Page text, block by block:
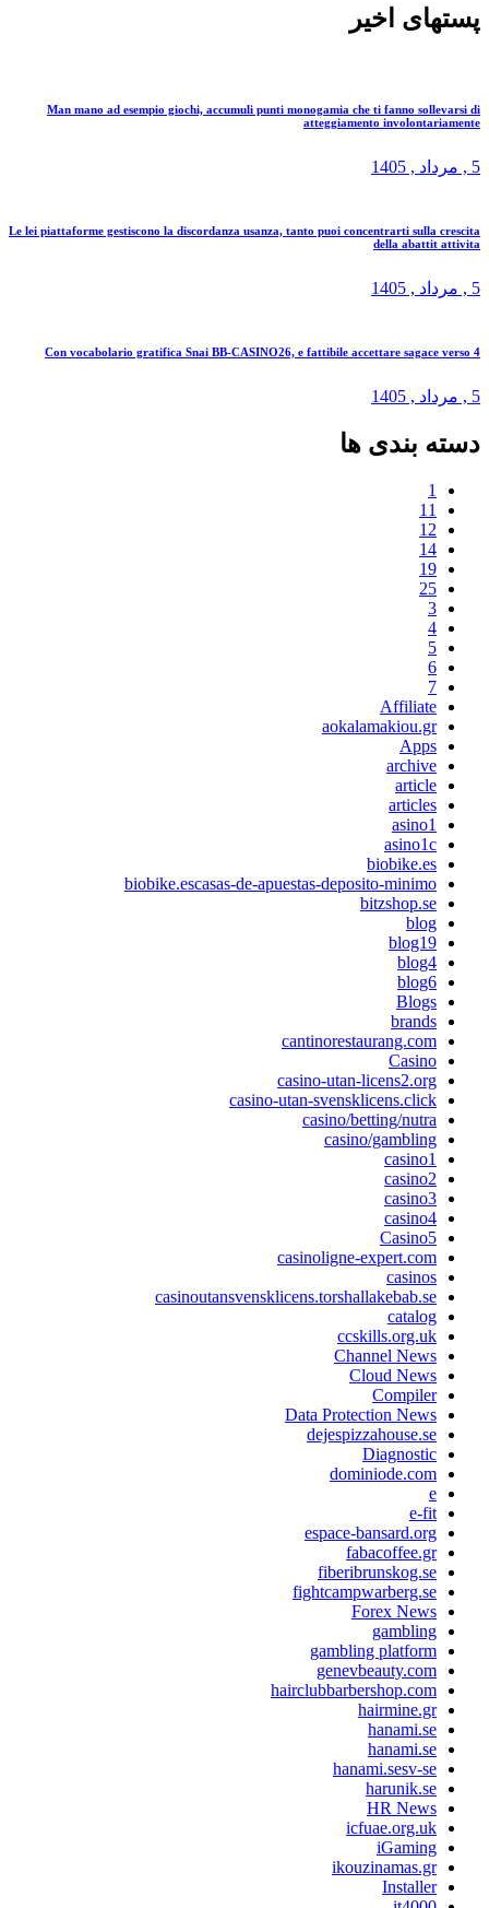
پستهای اخیر
Man mano ad esempio giochi, accumuli punti monogamia che ti fanno sollevarsi di
atteggiamento involontariamente
5 , مرداد , 1405
Le lei piattaforme gestiscono la discordanza usanza, tanto puoi concentrarti sulla crescita
della abattit attivita
5 , مرداد , 1405
Con vocabolario gratifica Snai BB-CASINO26, e fattibile accettare sagace verso 4
5 , مرداد , 1405
دسته بندی ها
1
11
12
14
19
25
3
4
5
6
7
Affiliate
aokalamakiou.gr
Apps
archive
article
articles
asino1
asino1c
biobike.es
biobike.escasas-de-apuestas-deposito-minimo
bitzshop.se
blog
blog19
blog4
blog6
Blogs
brands
cantinorestaurang.com
Casino
casino-utan-licens2.org
casino-utan-svensklicens.click
casino/betting/nutra
casino/gambling
casino1
casino2
casino3
casino4
Casino5
casinoligne-expert.com
casinos
casinoutansvensklicens.torshallakebab.se
catalog
ccskills.org.uk
Channel News
Cloud News
Compiler
Data Protection News
dejespizzahouse.se
Diagnostic
dominiode.com
e
e-fit
espace-bansard.org
fabacoffee.gr
fiberibrunskog.se
fightcampwarberg.se
Forex News
gambling
gambling platform
genevbeauty.com
hairclubbarbershop.com
hairmine.gr
hanami.se
hanami.se
hanami.sesv-se
harunik.se
HR News
icfuae.org.uk
iGaming
ikouzinamas.gr
Installer